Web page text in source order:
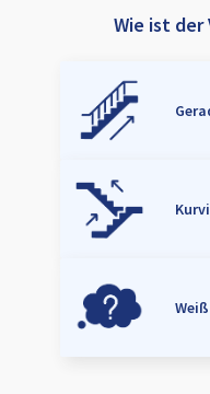
Wie ist der